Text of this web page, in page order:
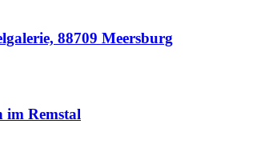
88709 Meersburg
im Remstal